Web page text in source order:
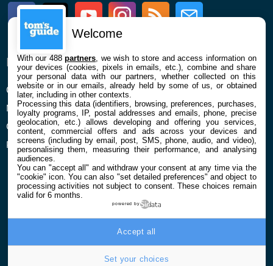
FacebookTwitter Youtube InstagramRSS Newsletter
ENTREPRISE
Qui sommes nous
Mentions légales et CGU
Confidentialité et Cookies
Préférences cookies
À PROPOS
La rédaction
Contact
Welcome
With our 488partners , we wish to store and access information on
your devices (cookies, pixels in emails, etc.), combine and share
your personal data with our partners, whether collected on this
website or in our emails, already held by some of us, or obtained
later, including in other contexts.
Processing this data (identifiers, browsing, preferences, purchases,
loyalty programs, IP, postal addresses and emails, phone, precise
geolocation, etc.) allows developing and offering you services,
content, commercial offers and ads across your devices and
screens (including by email, post, SMS, phone, audio, and video),
personalising them, measuring their performance, and analysing
audiences.
You can "accept all" and withdraw your consent at any time via the
"cookie" icon. You can also "set detailed preferences" and object to
processing activities not subject to consent. These choices remain
valid for 6 months.
powered by
Set your choices
Accept all